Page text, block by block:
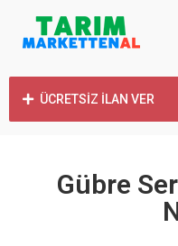
ÜCRETSİZ İLAN VER
Gübre